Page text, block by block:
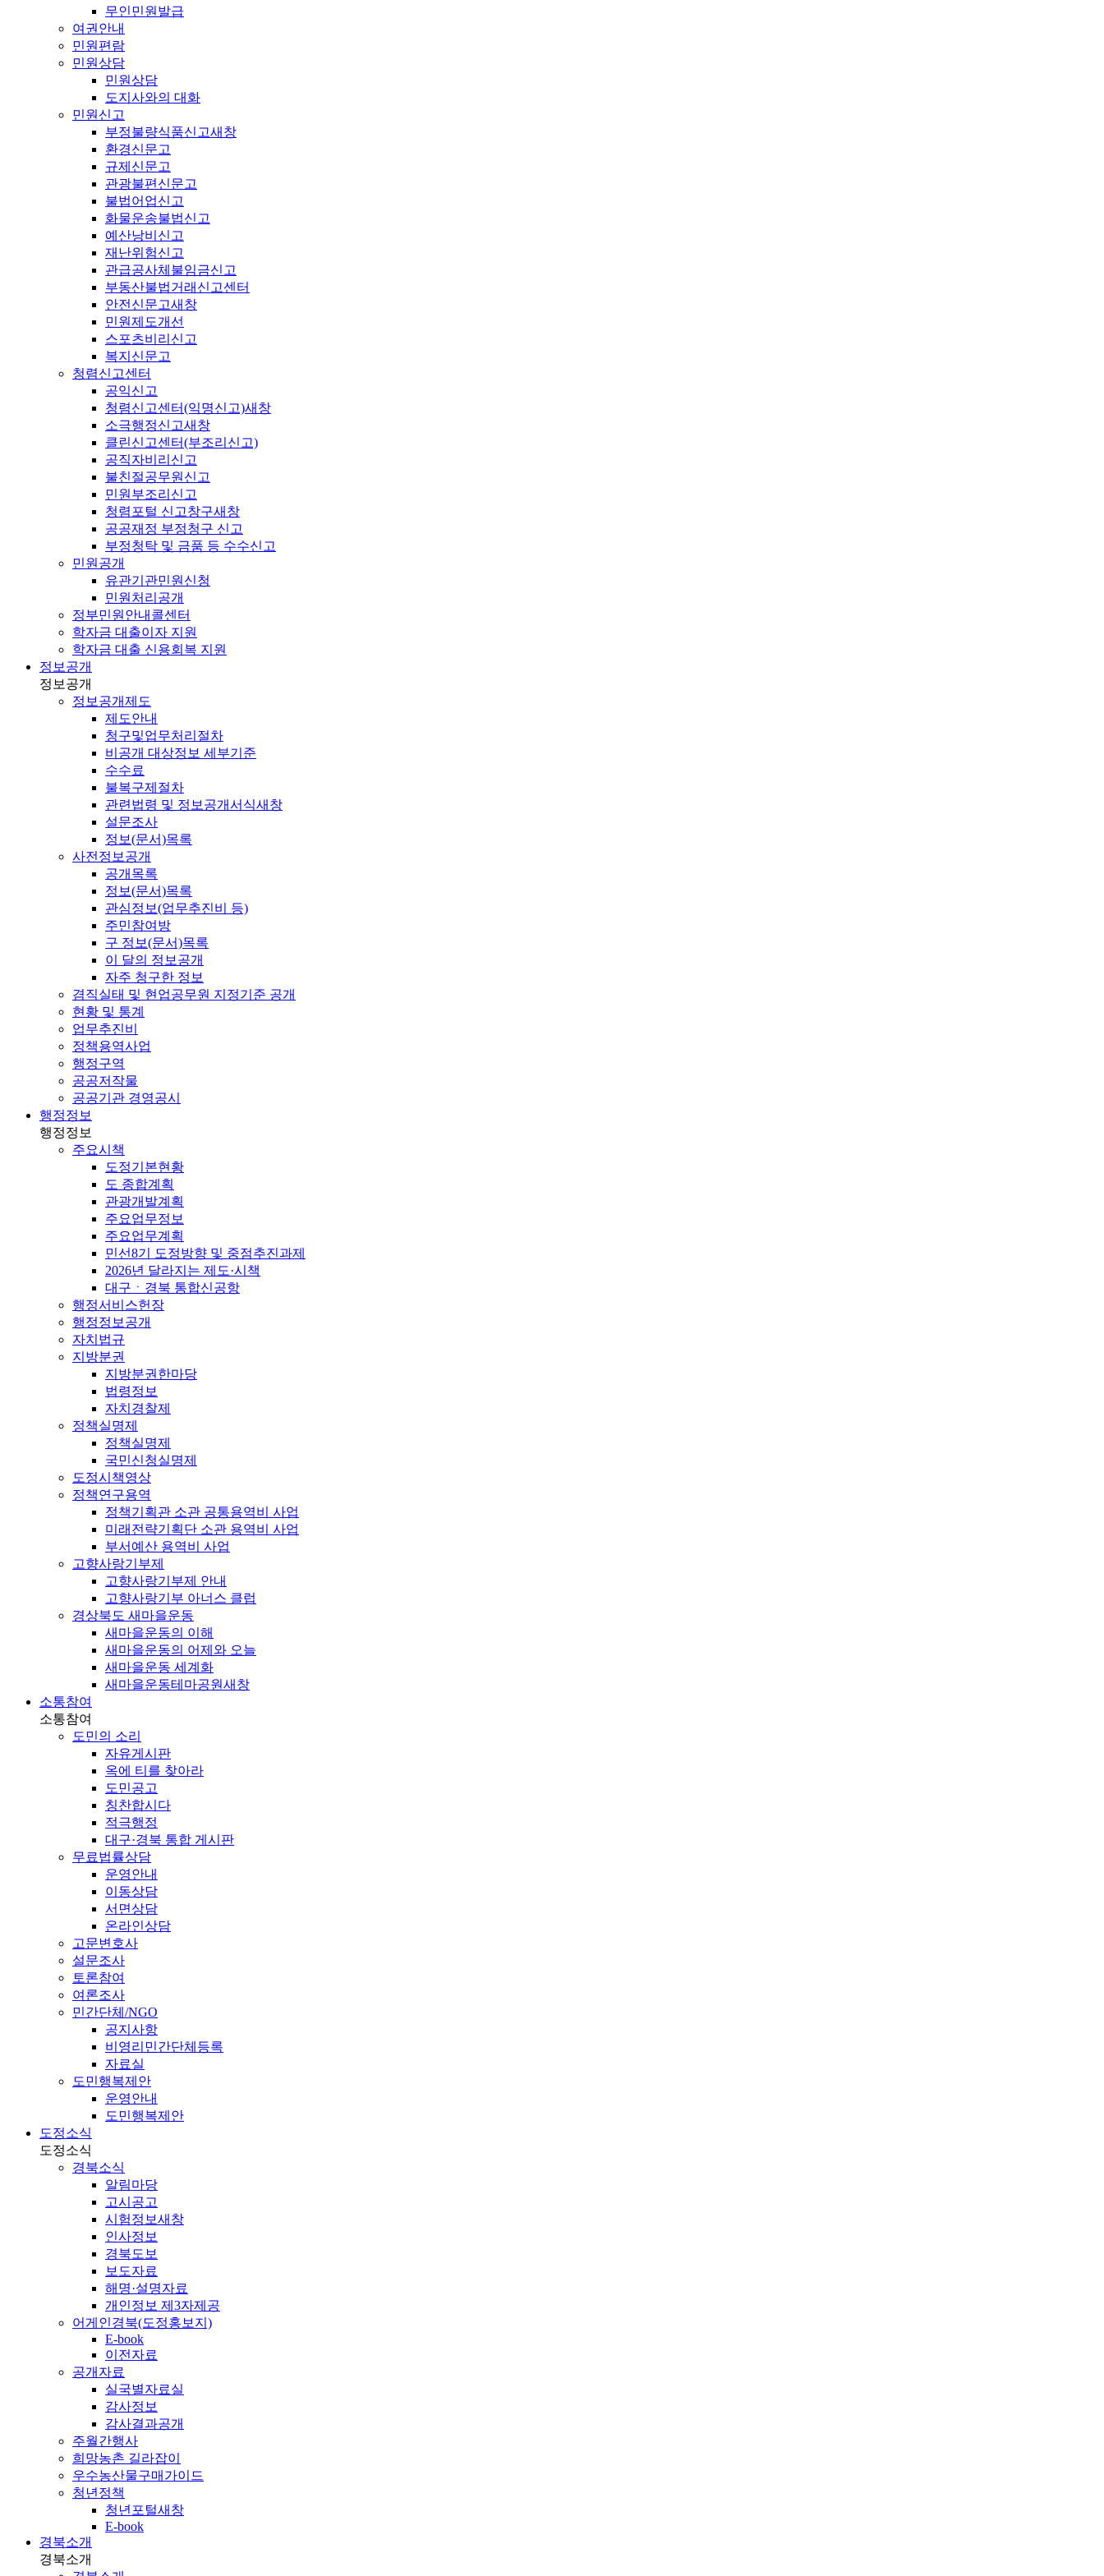
무인민원발급
여권안내
민원편람
민원상담
민원상담
도지사와의 대화
민원신고
부정불량식품신고새창
환경신문고
규제신문고
관광불편신문고
불법어업신고
화물운송불법신고
예산낭비신고
재난위험신고
관급공사체불임금신고
부동산불법거래신고센터
안전신문고새창
민원제도개선
스포츠비리신고
복지신문고
청렴신고센터
공익신고
청렴신고센터(익명신고)새창
소극행정신고새창
클린신고센터(부조리신고)
공직자비리신고
불친절공무원신고
민원부조리신고
청렴포털 신고창구새창
공공재정 부정청구 신고
부정청탁 및 금품 등 수수신고
민원공개
유관기관민원신청
민원처리공개
정부민원안내콜센터
학자금 대출이자 지원
학자금 대출 신용회복 지원
정보공개
정보공개
정보공개제도
제도안내
청구및업무처리절차
비공개 대상정보 세부기준
수수료
불복구제절차
관련법령 및 정보공개서식새창
설문조사
정보(문서)목록
사전정보공개
공개목록
정보(문서)목록
관심정보(업무추진비 등)
주민참여방
구 정보(문서)목록
이 달의 정보공개
자주 청구한 정보
겸직실태 및 현업공무원 지정기준 공개
현황 및 통계
업무추진비
정책용역사업
행정구역
공공저작물
공공기관 경영공시
행정정보
행정정보
주요시책
도정기본현황
도 종합계획
관광개발계획
주요업무정보
주요업무계획
민선8기 도정방향 및 중점추진과제
2026년 달라지는 제도·시책
대구ㆍ경북 통합신공항
행정서비스헌장
행정정보공개
자치법규
지방분권
지방분권한마당
법령정보
자치경찰제
정책실명제
정책실명제
국민신청실명제
도정시책영상
정책연구용역
정책기획관 소관 공통용역비 사업
미래전략기획단 소관 용역비 사업
부서예산 용역비 사업
고향사랑기부제
고향사랑기부제 안내
고향사랑기부 아너스 클럽
경상북도 새마을운동
새마을운동의 이해
새마을운동의 어제와 오늘
새마을운동 세계화
새마을운동테마공원새창
소통참여
소통참여
도민의 소리
자유게시판
옥에 티를 찾아라
도민공고
칭찬합시다
적극행정
대구·경북 통합 게시판
무료법률상담
운영안내
이동상담
서면상담
온라인상담
고문변호사
설문조사
토론참여
여론조사
민간단체/NGO
공지사항
비영리민간단체등록
자료실
도민행복제안
운영안내
도민행복제안
도정소식
도정소식
경북소식
알림마당
고시공고
시험정보새창
인사정보
경북도보
보도자료
해명·설명자료
개인정보 제3자제공
어게인경북(도정홍보지)
E-book
이전자료
공개자료
실국별자료실
감사정보
감사결과공개
주월간행사
희망농촌 길라잡이
우수농산물구매가이드
청년정책
청년포털새창
E-book
경북소개
경북소개